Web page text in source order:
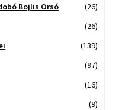
Bojlis Orsó
(26)
(26)
(139)
(97)
(16)
(9)